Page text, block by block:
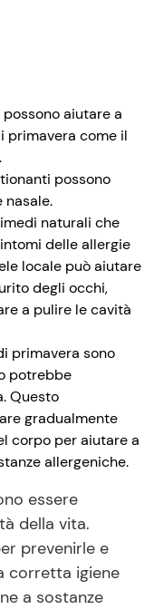
aiutare a
primavera come il
possono
nasale.
naturali che
delle allergie
locale può aiutare
degli occhi,
a pulire le cavità
primavera sono
potrebbe
Questo
gradualmente
corpo per aiutare a
allergeniche.
essere
della vita.
prevenirle e
corretta igiene
a sostanze